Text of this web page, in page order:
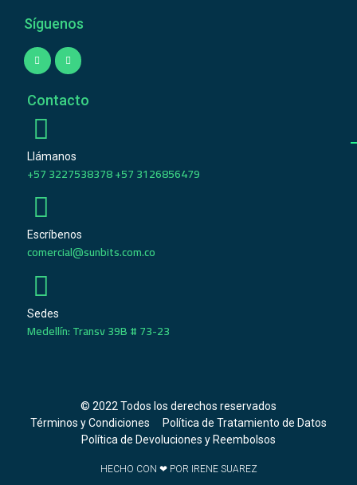
Síguenos
Contacto
Llámanos
+57 3227538378 +57 3126856479
Escríbenos
comercial@sunbits.com.co
Sedes
Medellín: Transv 39B # 73-23
© 2022 Todos los derechos reservados
Términos y Condiciones
Política de Tratamiento de Datos
Política de Devoluciones y Reembolsos
HECHO CON ❤ POR IRENE SUAREZ